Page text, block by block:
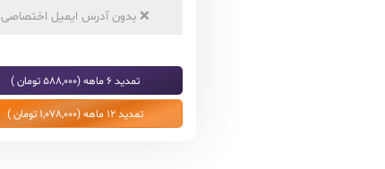
❌بدون آدرس ایمیل اختصاصی
تمدید 6 ماهه (588,000 تومان )
تمدید 12 ماهه (1,078,000 تومان )